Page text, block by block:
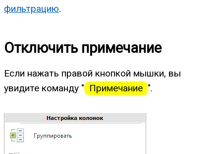
фильтрацию.
Отключить примечание
Если нажать правой кнопкой мышки, вы
увидите команду " Примечание ".